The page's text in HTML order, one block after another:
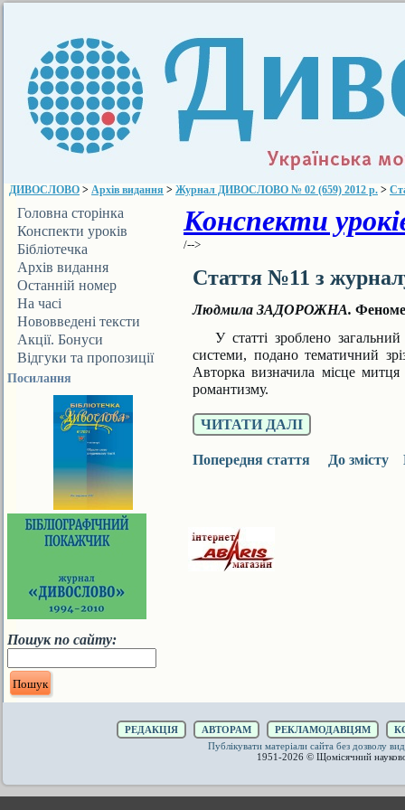
ДИВОСЛОВО > Архів видання > Журнал ДИВОСЛОВО № 02 (659) 2012 р. >
Головна сторінка
Конспекти уроків
Бібліотечка
ДИВОСЛОВА
Архів видання
Останній номер
На часі
Нововведені тексти
Акції. Бонуси
Відгуки та пропозиції
Посилання
Пошук по сайту:
Конспекти
/-->
Стаття №11 з
Людмила ЗАДОРОЖНА.
У статті зроблено
системи, подано тематичний
Авторка визначила місце митця
романтизму.
ЧИТАТИ ДАЛІ
Попередня стаття До змісту
РЕДАКЦІЯ АВТОРАМ РЕКЛАМОДАВЦЯМ
Публікувати матеріали сайта без дозволу
1951-2026 © Щомісячний